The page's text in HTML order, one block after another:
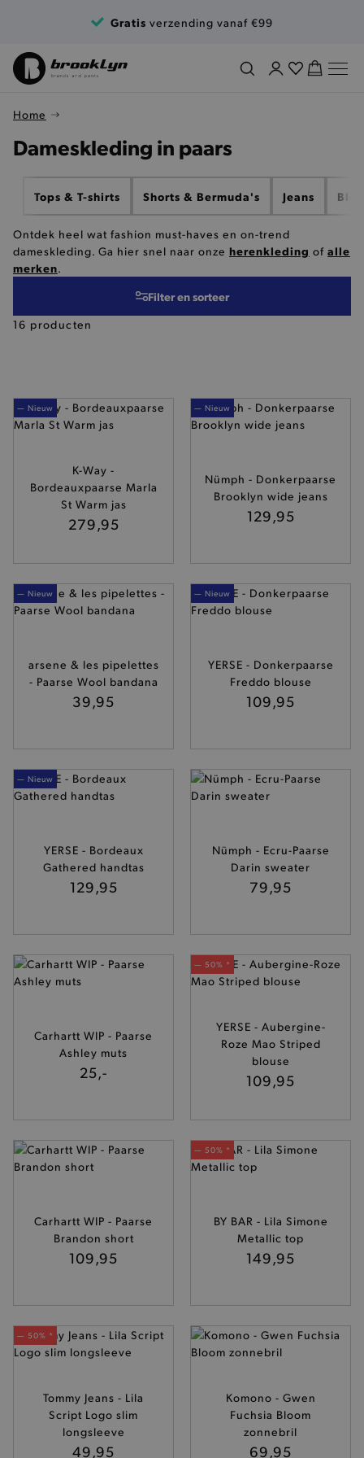
Gratis verzending vanaf €99
Home
Tops & T-shirts Shorts & Bermuda's Jeans
Ontdek heel wat fashion must-haves en on-trend
dameskleding. Ga hier snel naar onze herenkleding of alle
merken.
16 producten
Filter en sorteer
— Nieuw
K-Way -
Bordeauxpaarse Marla
St Warm jas
279,95
— Nieuw
Nümph - Donkerpaarse
Brooklyn wide jeans
129,95
— Nieuw
arsene & les pipelettes
- Paarse Wool bandana
39,95
— Nieuw
YERSE - Donkerpaarse
Freddo blouse
109,95
— Nieuw
YERSE - Bordeaux
Gathered handtas
129,95
Nümph - Ecru-Paarse
Darin sweater
79,95
Carhartt WIP - Paarse
Ashley muts
25,-
— 50% *
YERSE - Aubergine-
Roze Mao Striped
blouse
109,95
Carhartt WIP - Paarse
Brandon short
109,95
— 50% *
BY BAR - Lila Simone
Metallic top
149,95
— 50% *
Tommy Jeans - Lila
Script Logo slim
longsleeve
49,95
Komono - Gwen
Fuchsia Bloom
zonnebril
69,95
Dameskleding in paars